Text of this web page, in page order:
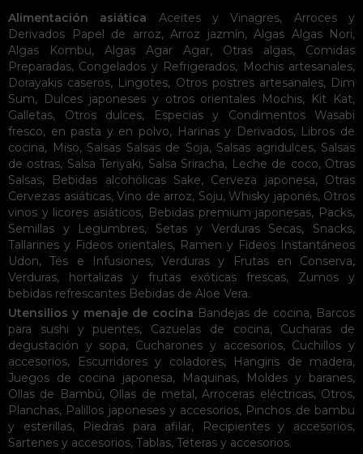
Alimentación asiática Aceites y Vinagres, Arroces y
Derivados
Papel de arroz, Arroz jazmín, Algas Algas Nori,
Algas Kombu, Algas Agar Agar, Otras algas, Comidas
Preparadas, Congelados y Refrigerados, Mochis artesanales,
Dorayakis caseros, Lingotes, Otros postres artesanales, Dim
Sum, Dulces japoneses y otros orientales Mochis, Kit Kat,
Galletas, Otros dulces, Especias y Condimentos
Wasabi
fresco, en pasta y en polvo, Harinas y Derivados, Libros de
cocina, Miso, Salsas Salsas de Soja, Salsas agridulces, Salsas
de ostras, Salsa Teriyaki, Salsa Sriracha, Leche de coco, Otras
Salsas, Bebidas alcohólicas Sake, Cerveza japonesa, Otras
Cervezas asiáticas, Vino de arroz, Soju, Whisky japonés, Otros
vinos y licores asiáticos, Bebidas premium japonesas, Packs,
Semillas y Legumbres, Setas y Verduras Secas, Snacks,
Tallarines y Fideos orientales, Ramen y Fideos Instantáneos
Udon,Tés e Infusiones, Verduras y Frutas en Conserva,
Verduras, hortalizas y frutas exóticas frescas, Zumos y
bebidas refrescantes Bebidas de Aloe Vera.
Utensilios y menaje de cocina Bandejas de cocina, Barcos
para sushi y puentes, Cazuelas de cocina, Cucharas de
degustación y sopa, Cucharones y accesorios, Cuchillos y
accesorios, Escurridores y coladores, Hangiris de madera,
Juegos de cocina japonesa, Maquinas, Moldes y baranes,
Ollas de Bambú, Ollas de metal,Arroceras eléctricas, Otros,
Planchas, Palillos japoneses y accesorios, Pinchos de bambu
y esterillas, Piedras para afilar, Recipientes y accesorios,
Sartenes y accesorios, Tablas, Teteras y accesorios.